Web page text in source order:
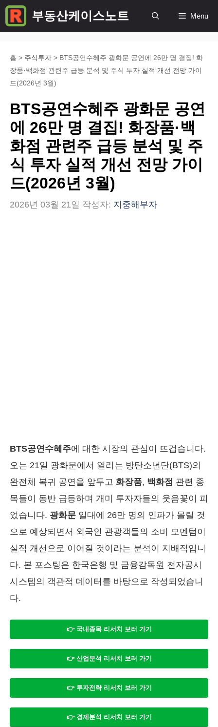
컨
텐
부동산케이스노트 Menu
홈 > 주식투자 > BTS공연수혜주 광화문 공연에 26만 명 결집! 화
장품·백화점 관련주 급등 분석 및 주식 투자 실적 개선 전망 가이
드(2026년 3월)
BTS공연수혜주 광화문 공연
에 26만 명 결집! 화장품·백
화점 관련주 급등 분석 및 주
식 투자 실적 개선 전망 가이
드(2026년 3월)
2026년 03월 21일 작성자: 지중해부자
BTS공연수혜주에 대한 시장의 관심이 뜨겁습니다.
오는 21일 광화문에서 열리는 방탄소년단(BTS)의
완전체 복귀 공연을 앞두고 화장품, 백화점 관련 종
목들이 동반 급등하며 개미 투자자들의 웃음꽃이 피
었습니다. 광화문 일대에 26만 명의 인파가 몰릴 것
으로 예상되면서 외국인 관광객들의 소비 모멘텀이
실적 개선으로 이어질 것이라는 분석이 지배적입니
다. 본 포스팅은 한국은행 및 금융감독원 전자공시
시스템의 객관적 데이터를 바탕으로 작성되었습니
다.
👉 국내종목 리서치 보러 가기
👉 산업분석 리서치 보러 가기
👉 투자전략 리서치 보러 가기
👉 경제분석 리서치 보러 가기